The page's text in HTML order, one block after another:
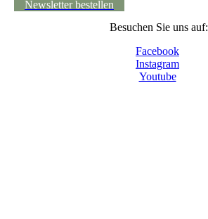
Newsletter bestellen
Besuchen Sie uns auf:
Facebook
Instagram
Youtube